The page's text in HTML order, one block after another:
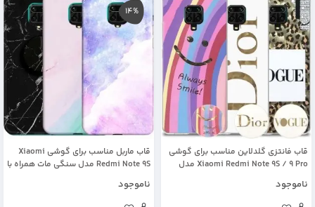
قاب فانتزی گلدلاین مناسب برای گوشی
Xiaomi Redmi Note 9S / 9 Pro مدل
ناموجود
14%
قاب ماربل مناسب برای گوشی Xiaomi
Redmi Note 9S مدل سنگی مات همراه با
ناموجود